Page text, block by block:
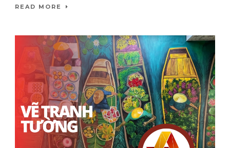
READ MORE